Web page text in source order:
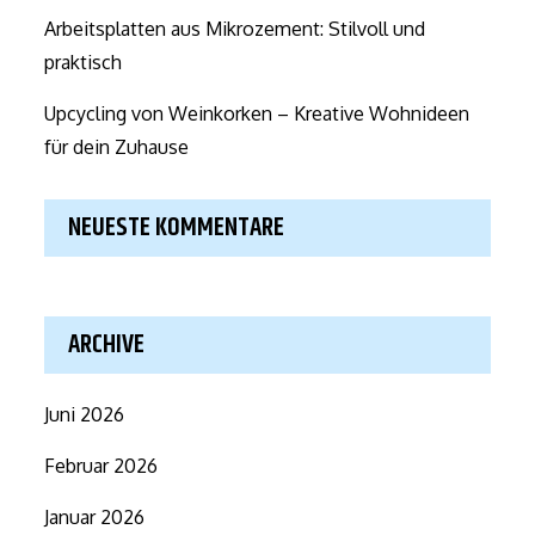
Arbeitsplatten aus Mikrozement: Stilvoll und
praktisch
Upcycling von Weinkorken – Kreative Wohnideen
für dein Zuhause
NEUESTE KOMMENTARE
ARCHIVE
Juni 2026
Februar 2026
Januar 2026